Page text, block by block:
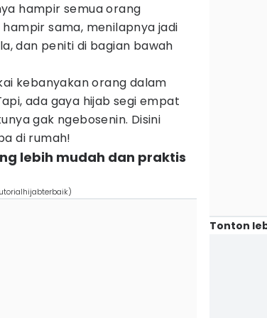
hampir semua orang
sama, menilapnya jadi
dan peniti di bagian bawah
kebanyakan orang dalam
ada gaya hijab segi empat
gak ngebosenin. Disini
di rumah!
lebih mudah dan praktis
Tonton